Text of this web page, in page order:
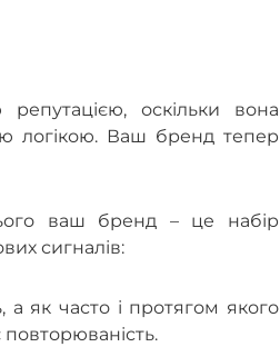
оскільки вона
логікою. Ваш бренд тепер
ваш бренд – це набір
сигналів:
як часто і протягом якого